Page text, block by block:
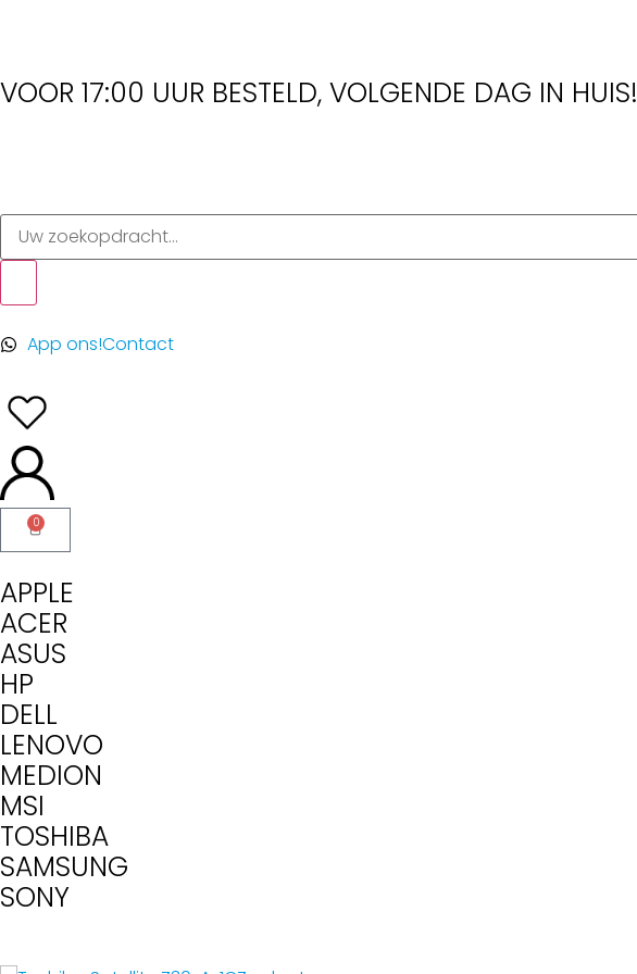
VOOR 17:00 UUR BESTELD, VOLGENDE DAG IN HUIS!
App ons!Contact
0
APPLE
ACER
ASUS
HP
DELL
LENOVO
MEDION
MSI
TOSHIBA
SAMSUNG
SONY